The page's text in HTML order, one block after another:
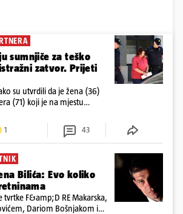
sumnjiče za teško
zatvor. Prijeti
su utvrdili da je žena (36)
(71) koji je na mjestu
zatvor
1 43
Bilića: Evo koliko
tvrtke F&amp;D RE Makarska,
Dariom Bošnjakom i